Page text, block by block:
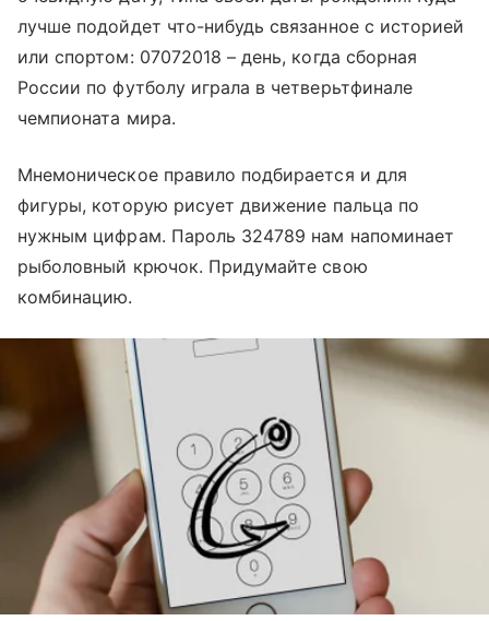
лучше подойдет что-нибудь связанное с историей
или спортом: 07072018 – день, когда сборная
России по футболу играла в четверьтфинале
чемпионата мира.
Мнемоническое правило подбирается и для
фигуры, которую рисует движение пальца по
нужным цифрам. Пароль 324789 нам напоминает
рыболовный крючок. Придумайте свою
комбинацию.